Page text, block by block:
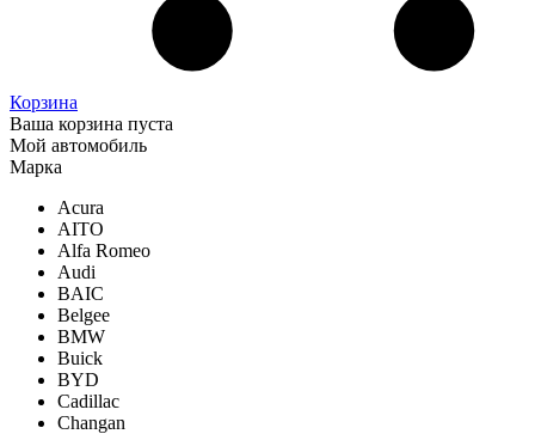
Корзина
Ваша корзина пуста
Мой автомобиль
Марка
Acura
AITO
Alfa Romeo
Audi
BAIC
Belgee
BMW
Buick
BYD
Cadillac
Changan